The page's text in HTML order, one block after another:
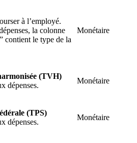
à l’employé.
la colonne
contient le type de la
Monétaire
(TVH)
dépenses.
Monétaire
(TPS)
dépenses.
Monétaire